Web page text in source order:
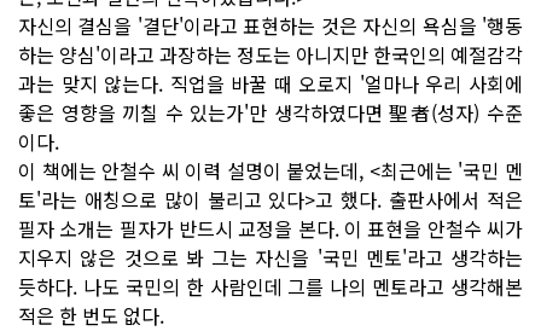
자신의 결심을 '결단'이라고 표현하는 것은 자신의 욕심을 '행동
하는 양심'이라고 과장하는 정도는 아니지만 한국인의 예절감각
과는 맞지 않는다. 직업을 바꿀 때 오로지 '얼마나 우리 사회에
좋은 영향을 끼칠 수 있는가'만 생각하였다면 聖者(성자) 수준
이다.
이 책에는 안철수 씨 이력 설명이 붙었는데, <최근에는 '국민 멘
토'라는 애칭으로 많이 불리고 있다>고 했다. 출판사에서 적은
필자 소개는 필자가 반드시 교정을 본다. 이 표현을 안철수 씨가
지우지 않은 것으로 봐 그는 자신을 '국민 멘토'라고 생각하는
듯하다. 나도 국민의 한 사람인데 그를 나의 멘토라고 생각해본
적은 한 번도 없다.